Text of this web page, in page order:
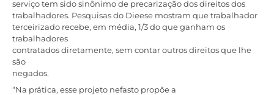
serviço tem sido sinônimo de precarização dos direitos dos
trabalhadores. Pesquisas do Dieese mostram que trabalhador
terceirizado recebe, em média, 1/3 do que ganham os
trabalhadores
contratados diretamente, sem contar outros direitos que lhe
são
negados.
“Na prática, esse projeto nefasto propõe a